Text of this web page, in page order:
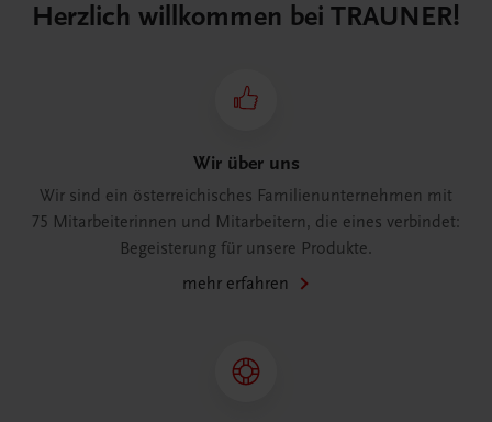
Herzlich willkommen bei TRAUNER!
Wir über uns
Wir sind ein österreichisches Familienunternehmen mit
75 Mitarbeiterinnen und Mitarbeitern, die eines verbindet:
Begeisterung für unsere Produkte.
mehr erfahren